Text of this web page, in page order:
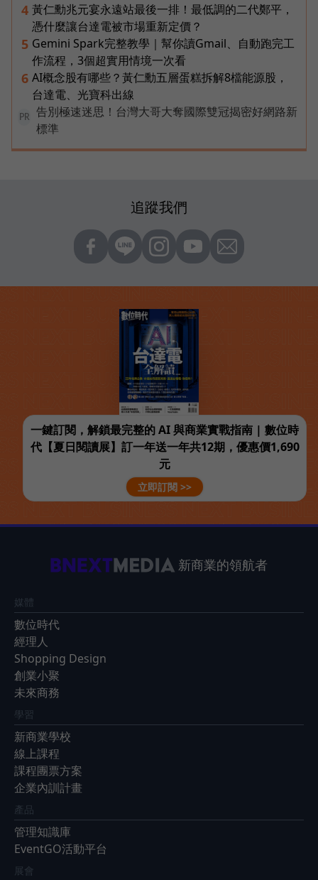
4 黃仁勳兆元宴永遠站最後一排！最低調的二代鄭平，
憑什麼讓台達電被市場重新定價？
5 Gemini Spark完整教學｜幫你讀Gmail、自動跑完工
作流程，3個超實用情境一次看
6 AI概念股有哪些？黃仁勳五層蛋糕拆解8檔能源股，
台達電、光寶科出線
PR
告別極速迷思！台灣大哥大奪國際雙冠揭密好網路新
標準
追蹤我們
一鍵訂閱，解鎖最完整的 AI 與商業實戰指南 | 數位時
代【夏日閱讀展】訂一年送一年共12期，優惠價1,690
元
立即訂閱 >>
新商業的領航者
媒體
數位時代
經理人
Shopping Design
創業小聚
未來商務
學習
新商業學校
線上課程
課程團票方案
企業內訓計畫
產品
管理知識庫
EventGO活動平台
展會